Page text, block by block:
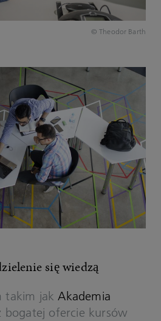
© Theodor Barth
się wiedzą
takim jakAkademia
bogatej ofercie kursów